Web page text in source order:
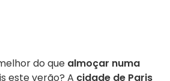
do que almoçar numa
este verão? A cidade de Paris